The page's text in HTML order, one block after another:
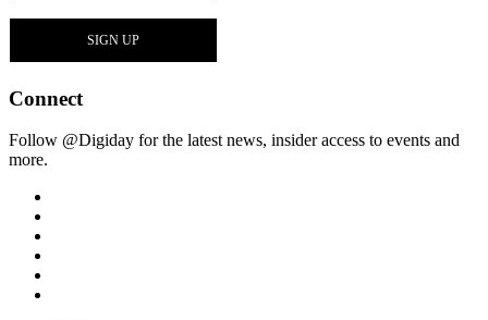
Connect
Follow @Digiday for the latest news, insider access to events and
more.